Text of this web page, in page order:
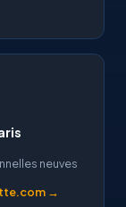
neuves
→